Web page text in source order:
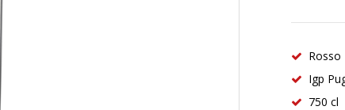
Rosso
Igp
750 cl